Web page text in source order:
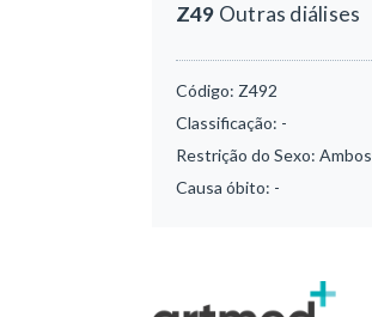
Z49 Outras diálises
Código: Z492
Classificação: -
Restrição do Sexo: Ambos
Causa óbito: -